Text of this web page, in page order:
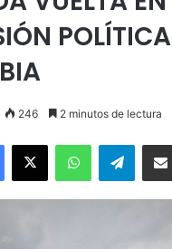
246 2 minutos de lectura
Facebook
X WhatsApp